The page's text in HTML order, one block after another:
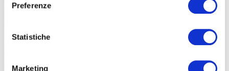
Preferenze
Statistiche
Marketing